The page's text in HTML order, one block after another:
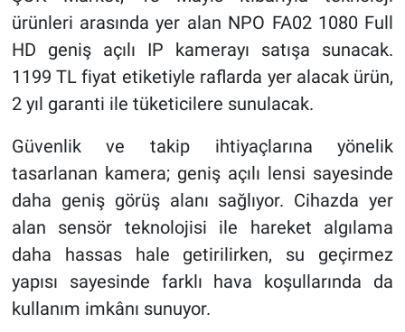
ürünleri arasında yer alan NPO FA02 1080 Full
HD geniş açılı IP kamerayı satışa sunacak.
1199 TL fiyat etiketiyle raflarda yer alacak ürün,
2 yıl garanti ile tüketicilere sunulacak.
Güvenlik ve takip ihtiyaçlarına yönelik
tasarlanan kamera; geniş açılı lensi sayesinde
daha geniş görüş alanı sağlıyor. Cihazda yer
alan sensör teknolojisi ile hareket algılama
daha hassas hale getirilirken, su geçirmez
yapısı sayesinde farklı hava koşullarında da
kullanım imkânı sunuyor.